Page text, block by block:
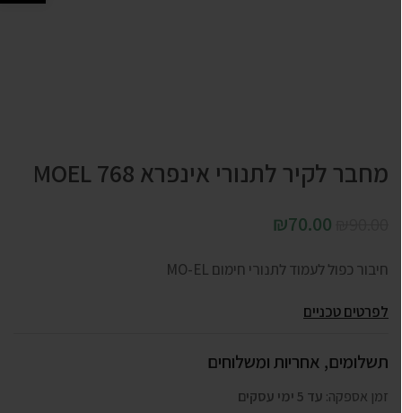
מחבר לקיר לתנורי אינפרא 768 MOEL
₪70.00
חיבור כפול לעמוד לתנורי חימום MO-EL
לפרטים טכניים
תשלומים, אחריות ומשלוחים
זמן אספקה: עד 5 ימי עסקים